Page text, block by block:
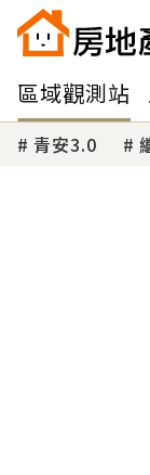
區域觀測站
青安3.0